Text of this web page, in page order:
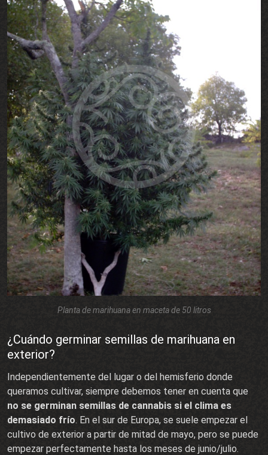
Planta de marihuana en maceta de 50 litros
¿Cuándo germinar semillas de marihuana en
exterior?
Independientemente del lugar o del hemisferio donde
queramos cultivar, siempre debemos tener en cuenta que
no se germinan semillas de cannabis si el clima es
demasiado frío. En el sur de Europa, se suele empezar el
cultivo de exterior a partir de mitad de mayo, pero se puede
empezar perfectamente hasta los meses de junio/julio.